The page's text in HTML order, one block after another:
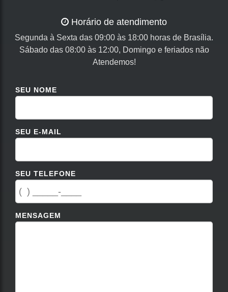
Horário de atendimento
Segunda à Sexta das 09:00 às 18:00 horas de Brasília.
Sábado das 08:00 às 12:00, Domingo e feriados não
Atendemos!
SEU NOME
SEU E-MAIL
SEU TELEFONE
MENSAGEM